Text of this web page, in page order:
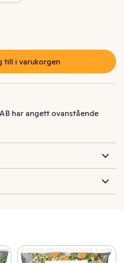
till i varukorgen
har angett ovanstående